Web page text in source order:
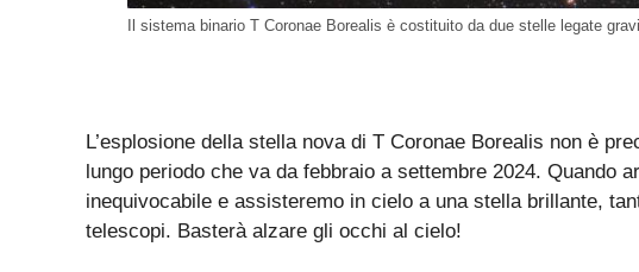
Il sistema binario T Coronae Borealis è costituito da due stelle legate
L’esplosione della stella nova di T Coronae Borealis non è
lungo periodo che va da febbraio a settembre 2024. Quando
inequivocabile e assisteremo in cielo a una stella brillante,
telescopi. Basterà alzare gli occhi al cielo!